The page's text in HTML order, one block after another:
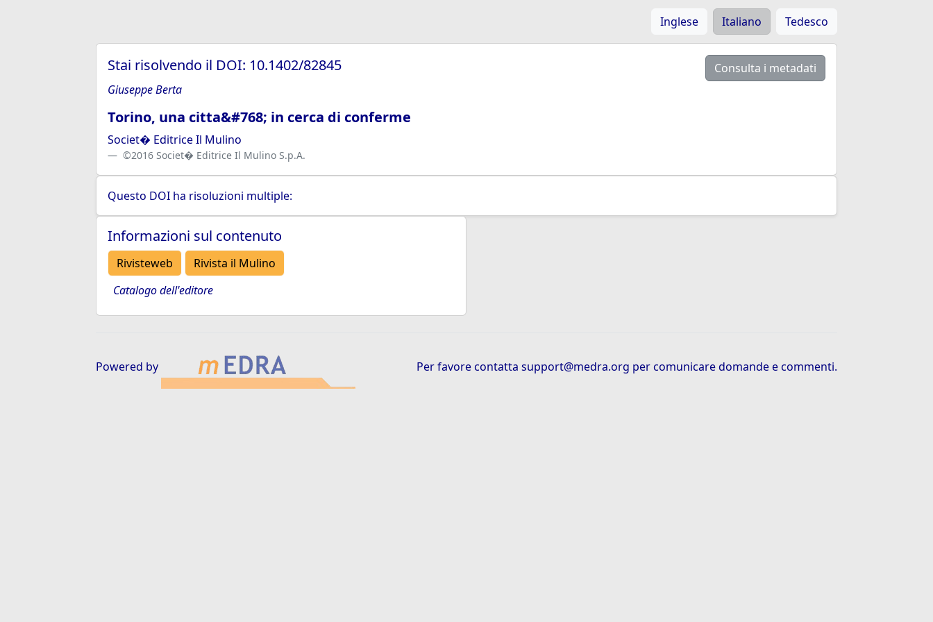
Inglese Italiano Tedesco
Stai risolvendo il DOI: 10.1402/82845
Consulta i metadati
Giuseppe Berta
Torino, una citta&#768; in cerca di conferme
Societ� Editrice Il Mulino
©2016 Societ� Editrice Il Mulino S.p.A.
Questo DOI ha risoluzioni multiple:
Informazioni sul contenuto
Rivisteweb
Rivista il Mulino
Catalogo dell'editore
Powered by Per favore contatta support@medra.org per comunicare domande e commenti.